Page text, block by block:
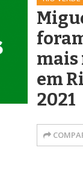
mais
em
2021